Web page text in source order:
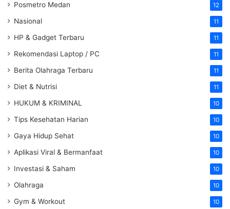
Posmetro Medan 12
Nasional 11
HP & Gadget Terbaru 11
Rekomendasi Laptop / PC 11
Berita Olahraga Terbaru 11
Diet & Nutrisi 11
HUKUM & KRIMINAL 10
Tips Kesehatan Harian 10
Gaya Hidup Sehat 10
Aplikasi Viral & Bermanfaat 10
Investasi & Saham 10
Olahraga 10
Gym & Workout 10